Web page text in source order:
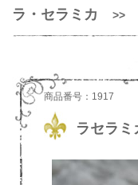
ラ・セラミカ >>
商品番号：1917
ラセラ